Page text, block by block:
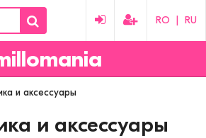
RO RU
и аксессуары
и аксессуары